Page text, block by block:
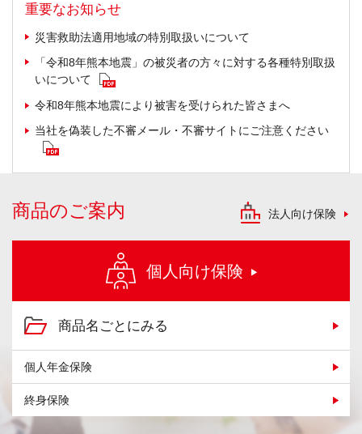
重要なお知らせ
災害救助法適用地域の特別取扱いについて
「令和8年熊本地震」の被災者の方々に対する各種特別取扱
いについて
令和8年熊本地震により被害を受けられた皆さまへ
当社を偽装した不審メール・不審サイトにご注意ください
商品のご案内 法人向け保険
個人向け保険
商品名ごとにみる
個人年金保険
終身保険